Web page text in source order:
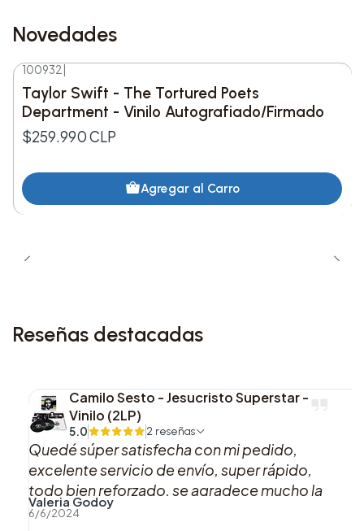
Novedades
Nuevo
100932
Taylor Swift - The Tortured Poets
Department - Vinilo Autografiado/Firmado
$259.990 CLP
Agregar al Carro
Reseñas destacadas
Camilo Sesto - Jesucristo Superstar -
Vinilo (2LP)
5.0 2 reseñas
Quedé súper satisfecha con mi pedido,
excelente servicio de envío, super rápido,
todo bien reforzado, se agradece mucho la
buena atención y preocupación hacia los
Valeria Godoy
6/6/2024